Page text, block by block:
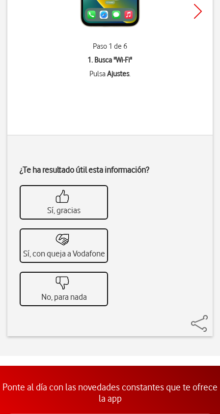
Paso 1 de 6
1. Busca "Wi-Fi"
PulsaAjustes.
¿Te ha resultado útil esta información?
Sí, gracias
Sí, con queja a Vodafone
No, para nada
Ponte al día con las novedades constantes que te ofrece
la app